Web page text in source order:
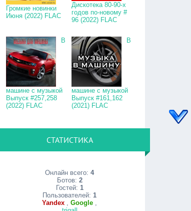
Громкие новинки
Июня (2022) FLAC
Дискотека 80-90-х
годов по-новому #
96 (2022) FLAC
В
машине с музыкой
Выпуск #257,258
(2022) FLAC
В
машине с музыкой
Выпуск #161,162
(2021) FLAC
СТАТИСТИКА
Онлайн всего:4
Ботов: 2
Гостей: 1
Пользователей:1
Yandex ,Google ,